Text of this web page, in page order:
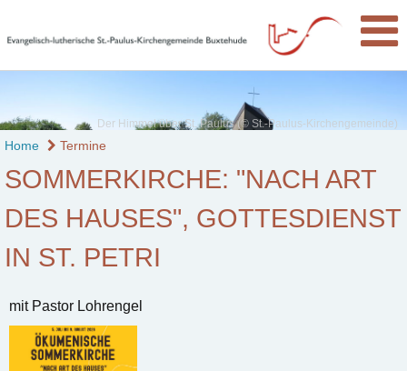
Der Himmel über St. Paulus (© St.-Paulus-Kirchengemeinde)
Home Termine
SOMMERKIRCHE: "NACH ART
DES HAUSES", GOTTESDIENST
IN ST. PETRI
mit Pastor Lohrengel